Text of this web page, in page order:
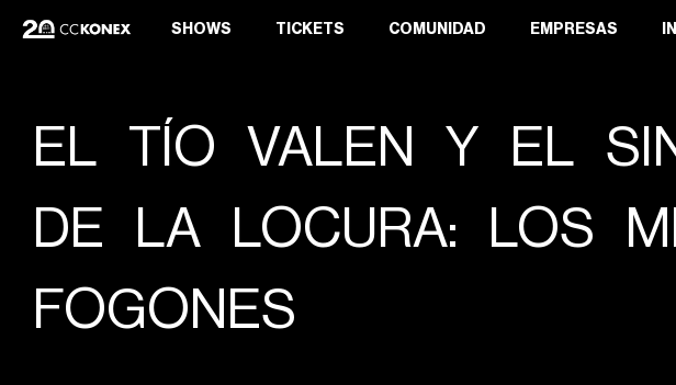
SHOWS TICKETS COMUNIDAD EMPRESAS
EL TÍO VALEN Y EL
DE LA LOCURA: LOS
FOGONES